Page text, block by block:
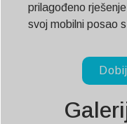
prilagođeno
svoj mobilni posao